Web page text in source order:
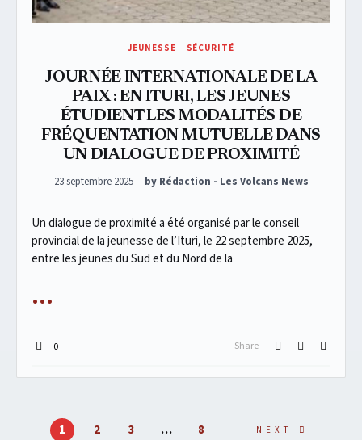
JEUNESSE SÉCURITÉ
JOURNÉE INTERNATIONALE DE LA
PAIX : EN ITURI, LES JEUNES
ÉTUDIENT LES MODALITÉS DE
FRÉQUENTATION MUTUELLE DANS
UN DIALOGUE DE PROXIMITÉ
Posted on
23 septembre 2025 by Rédaction - Les Volcans News
Un dialogue de proximité a été organisé par le conseil
provincial de la jeunesse de l’Ituri, le 22 septembre 2025,
entre les jeunes du Sud et du Nord de la
0 Share
1 2 3 … 8 NEXT